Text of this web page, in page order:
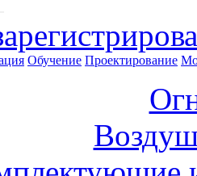
Обучение Проектирование